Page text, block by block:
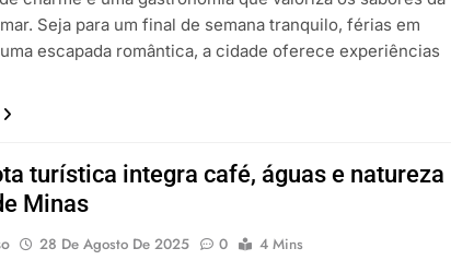
Seja para um final de semana tranquilo, férias em
escapada romântica, a cidade oferece experiências
turística integra café, águas e natureza
Minas
28 De Agosto De 2025 0
4 Mins